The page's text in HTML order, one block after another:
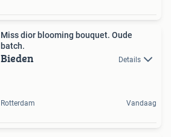
Miss dior blooming bouquet. Oude
batch.
Bieden Details
Rotterdam Vandaag